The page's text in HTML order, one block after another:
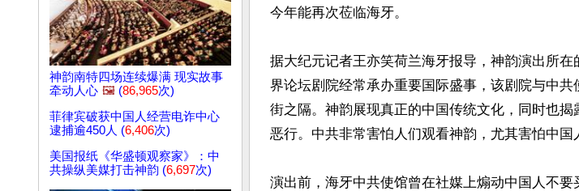
神韵南特四场连续爆满 现实故事
牵动人心 🖼️ (86,965次)
菲律宾破获中国人经营电诈中心
逮捕逾450人 (6,406次)
美国报纸《华盛顿观察家》：中
共操纵美媒打击神韵 (6,697次)
今年能再次莅临海牙。
据大纪元记者王亦笑荷兰海牙报导，神韵演出所在
界论坛剧院经常承办重要国际盛事，该剧院与中共
街之隔。神韵展现真正的中国传统文化，同时也揭
恶行。中共非常害怕人们观看神韵，尤其害怕中国
演出前，海牙中共使馆曾在社媒上煽动中国人不要